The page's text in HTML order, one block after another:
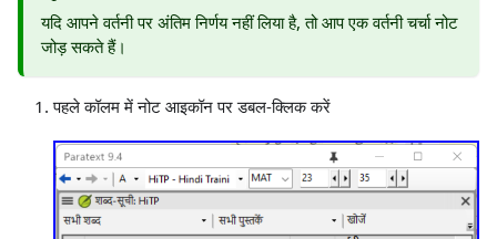
यदि आपने वर्तनी पर अंतिम निर्णय नहीं लिया है, तो आप एक वर्तनी चर्चा नोट
जोड़ सकते हैं।
पहले कॉलम में नोट आइकॉन पर डबल-क्लिक करें